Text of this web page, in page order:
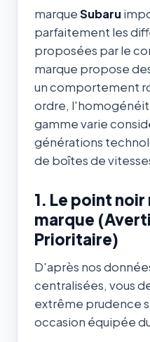
marqueSubaru
parfaitement les
proposées par le
marque propose
un comportement
ordre,
gamme varie
générations
de boîtes de
1. Le point
marque
Prioritaire)
D'après nos
centralisées, vous
extrême prudence
occasion équipée